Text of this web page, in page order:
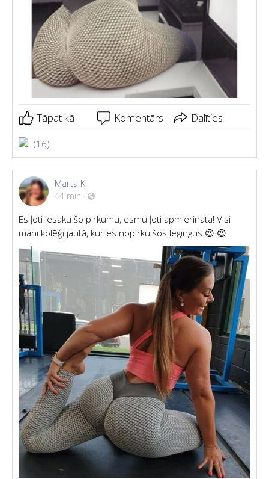
Tāpat kā Komentārs Dalīties
(16)
Marta K.
44 min ·
Es ļoti iesaku šo pirkumu, esmu ļoti apmierināta! Visi
mani kolēģi jautā, kur es nopirku šos legingus 😍 😍